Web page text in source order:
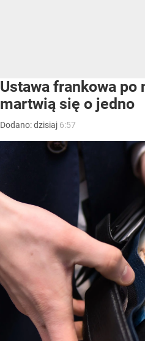
Ustawa frankowa po
martwią się o jedno
Dodano:dzisiaj 6:57